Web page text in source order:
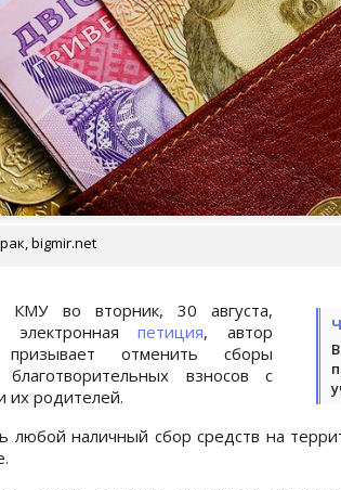
bigmir.net
КМУ во вторник, 30 августа,
электроннаяпетиция, автор
призывает отменить сборы
благотворительных взносов с
их родителей.
любой наличный сбор средств на